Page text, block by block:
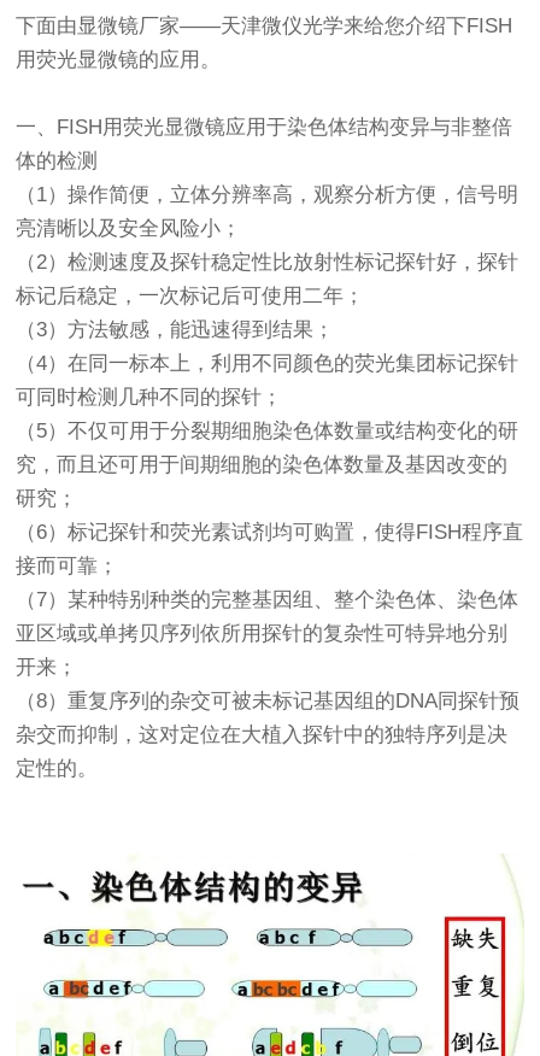
下面由显微镜厂家——天津微仪光学来给您介绍下FISH
用荧光显微镜的应用。
一、FISH用荧光显微镜应用于染色体结构变异与非整倍
体的检测
（1）操作简便，立体分辨率高，观察分析方便，信号明
亮清晰以及安全风险小；
（2）检测速度及探针稳定性比放射性标记探针好，探针
标记后稳定，一次标记后可使用二年；
（3）方法敏感，能迅速得到结果；
（4）在同一标本上，利用不同颜色的荧光集团标记探针
可同时检测几种不同的探针；
（5）不仅可用于分裂期细胞染色体数量或结构变化的研
究，而且还可用于间期细胞的染色体数量及基因改变的
研究；
（6）标记探针和荧光素试剂均可购置，使得FISH程序直
接而可靠；
（7）某种特别种类的完整基因组、整个染色体、染色体
亚区域或单拷贝序列依所用探针的复杂性可特异地分别
开来；
（8）重复序列的杂交可被未标记基因组的DNA同探针预
杂交而抑制，这对定位在大植入探针中的独特序列是决
定性的。